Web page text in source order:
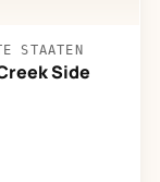
STAATEN
Side